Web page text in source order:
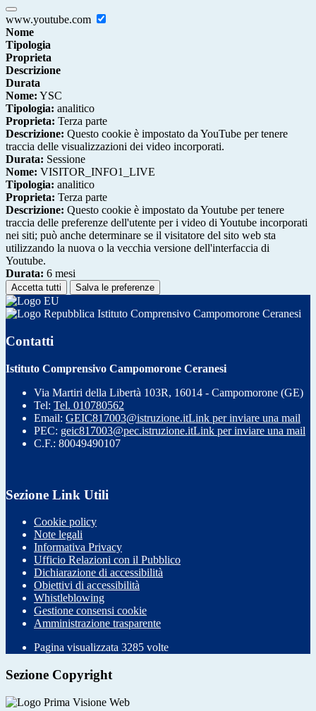
www.youtube.com
Nome
Tipologia
Proprieta
Descrizione
Durata
Nome: YSC
Tipologia: analitico
Proprieta: Terza parte
Descrizione: Questo cookie è impostato da YouTube per tenere
traccia delle visualizzazioni dei video incorporati.
Durata: Sessione
Nome: VISITOR_INFO1_LIVE
Tipologia: analitico
Proprieta: Terza parte
Descrizione: Questo cookie è impostato da Youtube per tenere
traccia delle preferenze dell'utente per i video di Youtube incorporati
nei siti; può anche determinare se il visitatore del sito web sta
utilizzando la nuova o la vecchia versione dell'interfaccia di
Youtube.
Durata: 6 mesi
Accetta tutti Salva le preferenze
Istituto Comprensivo Campomorone Ceranesi
Contatti
Istituto Comprensivo Campomorone Ceranesi
Via Martiri della Libertà 103R, 16014 - Campomorone (GE)
Tel: Tel. 010780562
Email: GEIC817003@istruzione.itLink per inviare una mail
PEC: geic817003@pec.istruzione.itLink per inviare una mail
C.F.: 80049490107
Sezione Link Utili
Cookie policy
Note legali
Informativa Privacy
Ufficio Relazioni con il Pubblico
Dichiarazione di accessibilità
Obiettivi di accessibilità
Whistleblowing
Gestione consensi cookie
Amministrazione trasparente
Pagina visualizzata 3285 volte
Sezione Copyright